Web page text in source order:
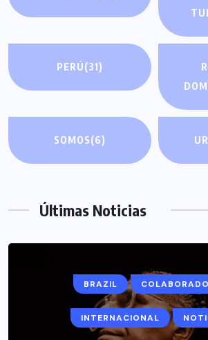
PERÚ(31)
SOMOS(6)
Últimas Noticias
BRAZIL
INTERNACIONAL